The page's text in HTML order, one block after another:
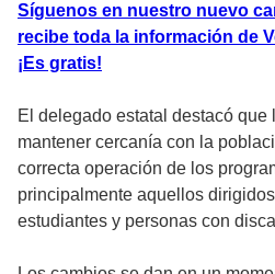
Síguenos en nuestro nuevo
recibe toda la información de
¡Es gratis!
El delegado estatal destacó que
mantener cercanía con la
correcta operación de los
principalmente aquellos
estudiantes y personas con